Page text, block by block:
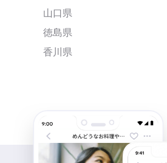
山口県
徳島県
香川県